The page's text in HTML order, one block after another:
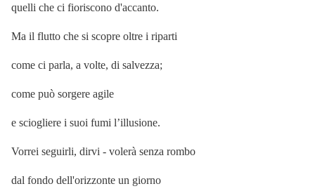
quelli che ci fioriscono d'accanto.
Ma il flutto che si scopre oltre i riparti
come ci parla, a volte, di salvezza;
come può sorgere agile
e sciogliere i suoi fumi l’illusione.
Vorrei seguirli, dirvi - volerà senza rombo
dal fondo dell'orizzonte un giorno